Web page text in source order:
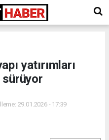
yatırımları
sürüyor
29.01.2026 - 17:39